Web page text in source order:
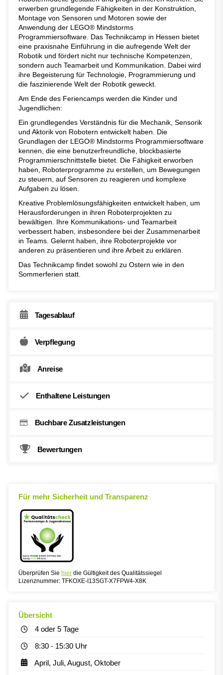
erwerben grundlegende Fähigkeiten in der Konstruktion,
Montage von Sensoren und Motoren sowie der
Anwendung der LEGO® Mindstorms
Programmiersoftware. Das Technikcamp in Hessen bietet
eine praxisnahe Einführung in die aufregende Welt der
Robotik und fördert nicht nur technische Kompetenzen,
sondern auch Teamarbeit und Kommunikation. Dabei wird
ihre Begeisterung für Technologie, Programmierung und
die faszinierende Welt der Robotik geweckt.
Am Ende des Feriencamps werden die Kinder und
Jugendlichen:
Ein grundlegendes Verständnis für die Mechanik, Sensorik
und Aktorik von Robotern entwickelt haben. Die
Grundlagen der LEGO® Mindstorms Programmiersoftware
kennen, die eine benutzerfreundliche, blockbasierte
Programmierschnittstelle bietet. Die Fähigkeit erworben
haben, Roboterprogramme zu erstellen, um Bewegungen
zu steuern, auf Sensoren zu reagieren und komplexe
Aufgaben zu lösen.
Kreative Problemlösungsfähigkeiten entwickelt haben, um
Herausforderungen in ihren Roboterprojekten zu
bewältigen. Ihre Kommunikations- und Teamarbeit
verbessert haben, insbesondere bei der Zusammenarbeit
in Teams. Gelernt haben, ihre Roboterprojekte vor
anderen zu präsentieren und ihre Arbeit zu erklären.
Das Technikcamp findet sowohl zu Ostern wie in den
Sommerferien statt.
Tagesablauf
Verpflegung
Anreise
Enthaltene Leistungen
Buchbare Zusatzleistungen
Bewertungen
Für mehr Sicherheit und Transparenz
Überprüfen Sie hier die Gültigkeit des Qualitätssiegel
Lizenznummer: TFKOXE-I13SGT-X7FPW4-X8K
Übersicht
4 oder 5 Tage
8:30 - 15:30 Uhr
April, Juli, August, Oktober